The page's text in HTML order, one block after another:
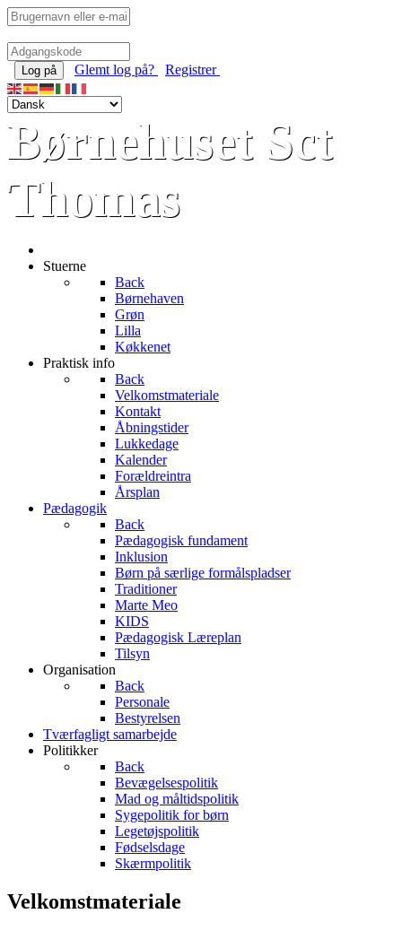
Log på Glemt log på? Registrer
Børnehuset Sct
Thomas
Stuerne
Back
Børnehaven
Grøn
Lilla
Køkkenet
Praktisk info
Back
Velkomstmateriale
Kontakt
Åbningstider
Lukkedage
Kalender
Forældreintra
Årsplan
Pædagogik
Back
Pædagogisk fundament
Inklusion
Børn på særlige formålspladser
Traditioner
Marte Meo
KIDS
Pædagogisk Læreplan
Tilsyn
Organisation
Back
Personale
Bestyrelsen
Tværfagligt samarbejde
Politikker
Back
Bevægelsespolitik
Mad og måltidspolitik
Sygepolitik for børn
Legetøjspolitik
Fødselsdage
Skærmpolitik
Velkomstmateriale